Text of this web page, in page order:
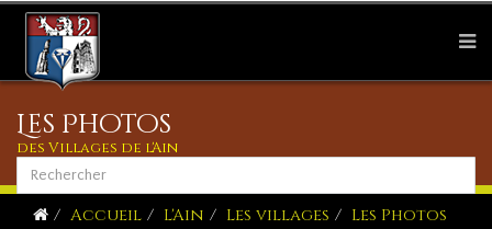
Les Photos
des Villages de l'Ain
Accueil L'Ain Les villages
Les Photos